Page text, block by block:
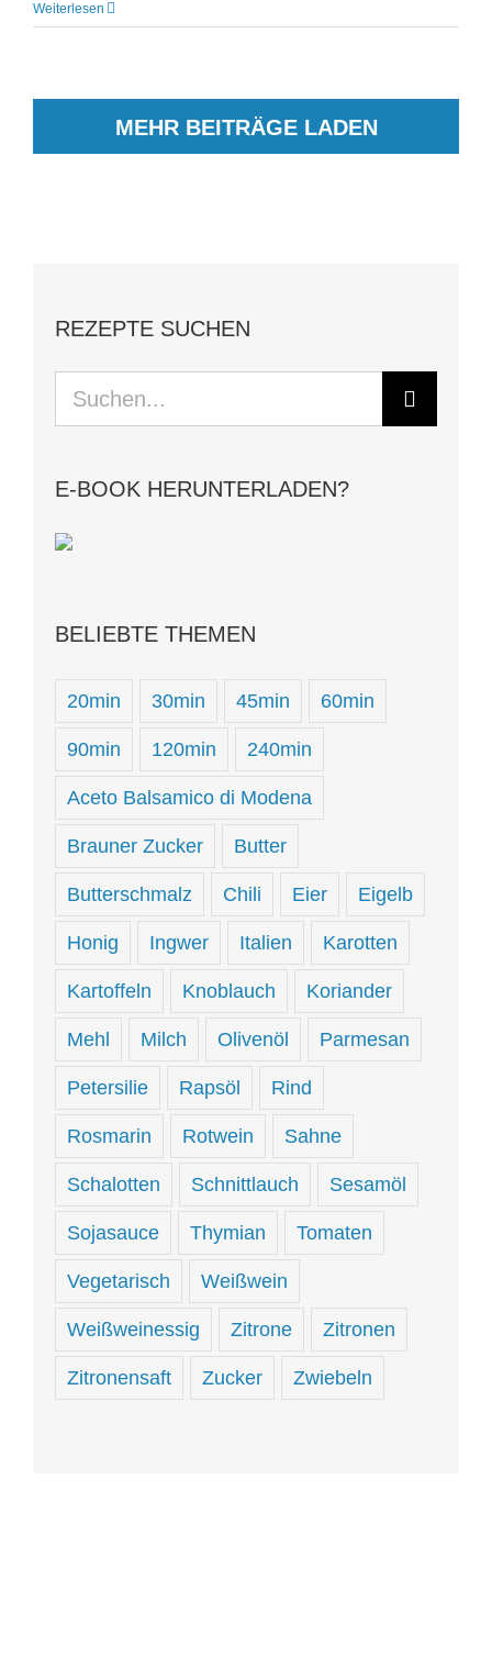
Weiterlesen
MEHR BEITRÄGE LADEN
REZEPTE SUCHEN
Suche
nach:
E-BOOK HERUNTERLADEN?
BELIEBTE THEMEN
20min 30min 45min 60min
90min 120min 240min
Aceto Balsamico di Modena
Brauner Zucker Butter
Butterschmalz Chili Eier Eigelb
Honig Ingwer Italien Karotten
Kartoffeln Knoblauch Koriander
Mehl Milch Olivenöl Parmesan
Petersilie Rapsöl Rind
Rosmarin Rotwein Sahne
Schalotten Schnittlauch Sesamöl
Sojasauce Thymian Tomaten
Vegetarisch Weißwein
Weißweinessig Zitrone Zitronen
Zitronensaft Zucker Zwiebeln